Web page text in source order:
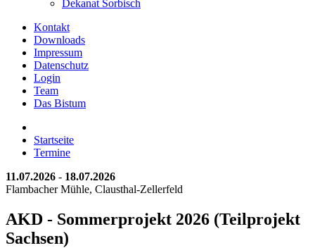
Dekanat Sorbisch
Kontakt
Downloads
Impressum
Datenschutz
Login
Team
Das Bistum
Startseite
Termine
11.07.2026 - 18.07.2026
Flambacher Mühle, Clausthal-Zellerfeld
AKD - Sommerprojekt 2026 (Teilprojekt
Sachsen)